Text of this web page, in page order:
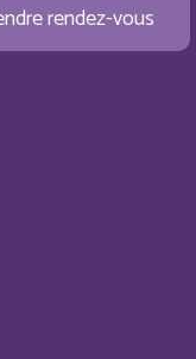
rendez-vous